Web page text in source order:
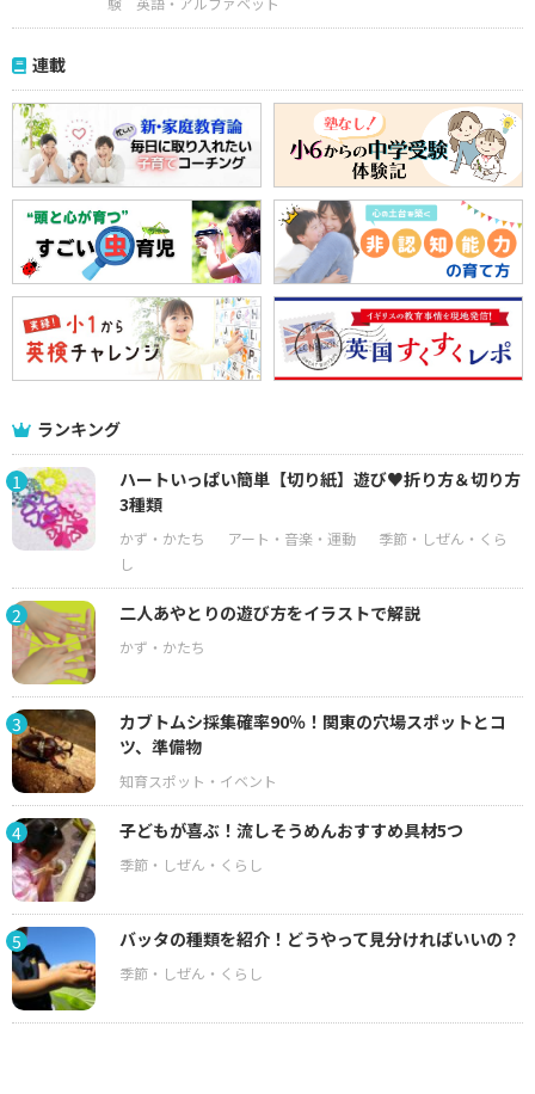
連載
ランキング
1
ハートいっぱい簡単【切り紙】遊び♥折り方＆切り方
3種類
2 二人あやとりの遊び方をイラストで解説
3
カブトムシ採集確率90％！関東の穴場スポットとコ
ツ、準備物
4 子どもが喜ぶ！流しそうめんおすすめ具材5つ
5 バッタの種類を紹介！どうやって見分ければいいの？